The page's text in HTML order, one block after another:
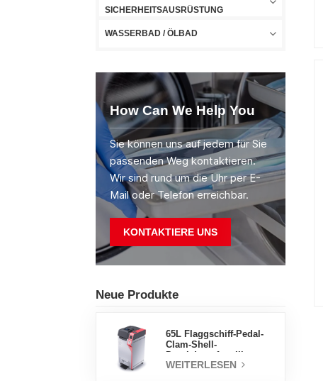
SICHERHEITSAUSRÜSTUNG
WASSERBAD / ÖLBAD
How Can We Help You
Sie können uns auf jedem für Sie
passenden Weg kontaktieren.
Wir sind rund um die Uhr per E-
Mail oder Telefon erreichbar.
KONTAKTIERE UNS
Neue Produkte
65L Flaggschiff-Pedal-
Clam-Shell-
Fabrik
WEITERLESEN